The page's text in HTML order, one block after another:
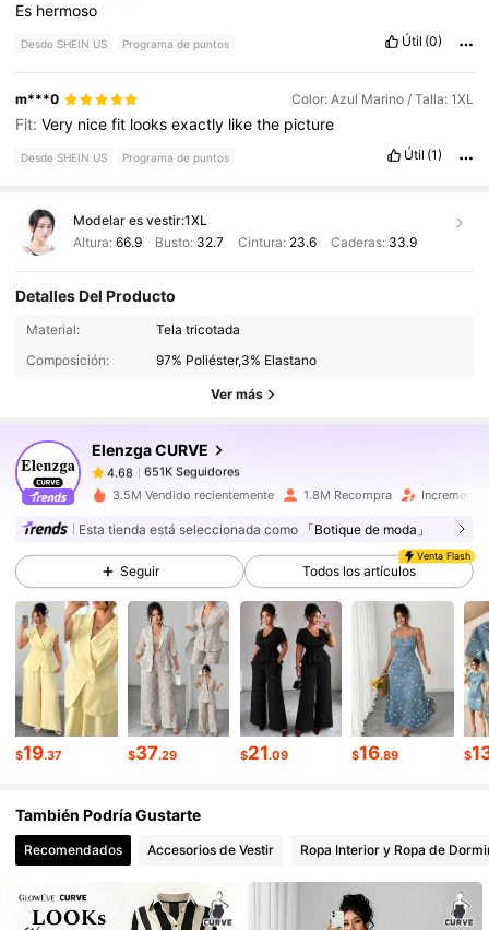
Es hermoso
Desde SHEIN US Programa de puntos Útil (0)
m***0 Color: Azul Marino / Talla: 1XL
Fit:Very nicefit looksexactly likethe picture
Desde SHEIN US Programa de puntos Útil (1)
Modelar es vestir:1XL
Altura: 66.9 Busto: 32.7 Cintura: 23.6 Caderas: 33.9
Detalles Del Producto
Material:
Tela tricotada
Composición:
97% Poliéster,3% Elastano
Ver más
Elenzga CURVE
4.68
651K Seguidores
s***6pagóHace 4 horas
4.68 651K Seguidores
4.68 651K Seguidores
4.68 651K Seguidores
4.68 651K Seguidores
4.68 651K Seguidores
651K Seguidores
3.5M Vendido recientemente 1.8M Recompra Incremento
Esta tienda está seleccionada como 「Botique de moda」
Seguir
Venta Flash
Todos los artículos
$19.37 $37.29 $21.09 $16.89 $
También Podría Gustarte
Recomendados Accesorios de Vestir Ropa Interior y Ropa de